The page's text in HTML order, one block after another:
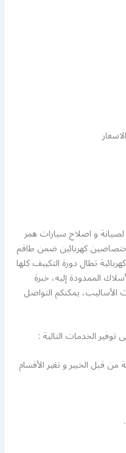
لصيانة و اصلاح سيارات همر
كهربائين ضمن طاقم
تطال دورة التكييف كلها
الممدودة إليه، خبرة
الأساليب، يمكنكم التواصل
الخدمات التالية :
قبل الخبير و تغير الأقسام